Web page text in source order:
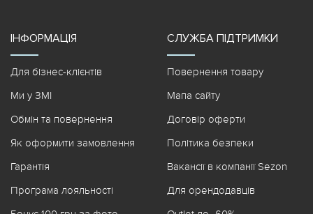
ІНФОРМАЦІЯ
Для бізнес-клієнтів
Ми у ЗМІ
Обмін та повернення
Як оформити замовлення
Гарантія
Програма лояльності
СЛУЖБА ПІДТРИМКИ
Повернення товару
Мапа сайту
Договір оферти
Політика безпеки
Вакансії в компанії Sezon
Для орендодавців